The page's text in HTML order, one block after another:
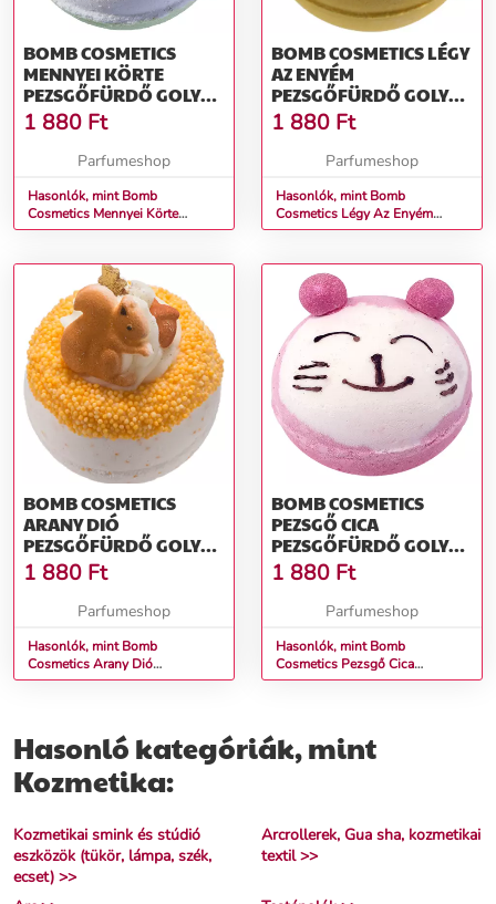
BOMB COSMETICS
MENNYEI KÖRTE
PEZSGŐFÜRDŐ GOLYÓ
160 G
1 880 Ft
Parfumeshop
Hasonlók, mint Bomb
Cosmetics Mennyei Körte
Pezsgőfürdő Golyó 160 g
BOMB COSMETICS LÉGY
AZ ENYÉM
PEZSGŐFÜRDŐ GOLYÓ
160 G
1 880 Ft
Parfumeshop
Hasonlók, mint Bomb
Cosmetics Légy Az Enyém
Pezsgőfürdő Golyó 160 g
BOMB COSMETICS
ARANY DIÓ
PEZSGŐFÜRDŐ GOLYÓ
160 G
1 880 Ft
Parfumeshop
Hasonlók, mint Bomb
Cosmetics Arany Dió
Pezsgőfürdő Golyó 160 g
BOMB COSMETICS
PEZSGŐ CICA
PEZSGŐFÜRDŐ GOLYÓ
160 G
1 880 Ft
Parfumeshop
Hasonlók, mint Bomb
Cosmetics Pezsgő Cica
Pezsgőfürdő Golyó 160 g
Hasonló kategóriák, mint
Kozmetika:
Kozmetikai smink és stúdió
eszközök (tükör, lámpa, szék,
ecset) >>
Arcrollerek, Gua sha, kozmetikai
textil >>